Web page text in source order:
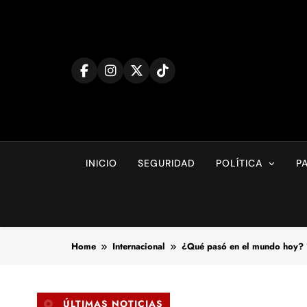
INICIO SEGURIDAD POLÍTICA
Home Internacional ¿Qué pasó en el mundo
ÚLTIMAS NOTICIAS